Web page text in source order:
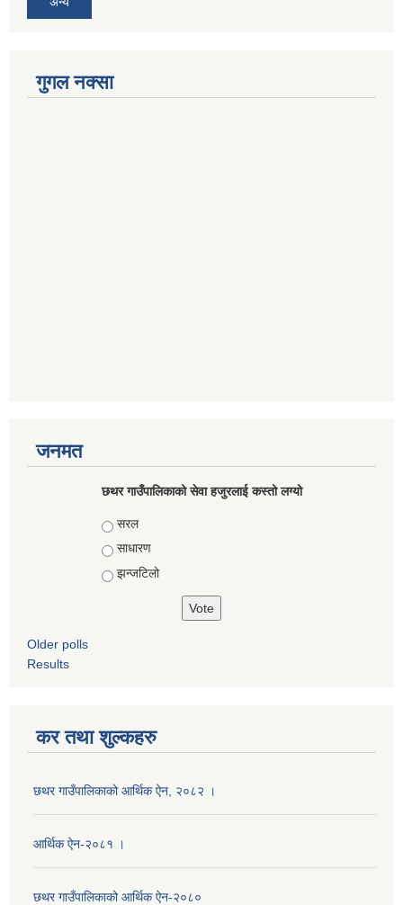
गुगल नक्सा
जनमत
छथर गाउँपालिकाको सेवा हजुरलाई कस्तो लग्यो
Choices
सरल
साधारण
झन्जटिलो
Older polls
Results
कर तथा शुल्कहरु
छथर गाउँपालिकाको आर्थिक ऐन, २०८२ ।
आर्थिक ऐन-२०८१ ।
छथर गाउँपालिकाको आर्थिक ऐन-२०८०